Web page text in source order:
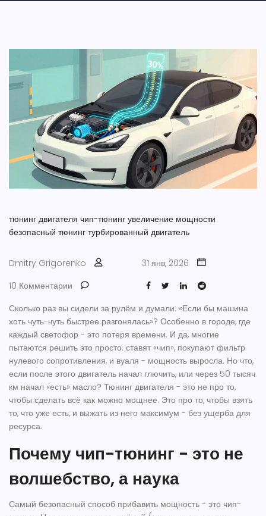
тюнинг двигателя чип-тюнинг увеличение мощности
безопасный тюнинг турбированный двигатель
Dmitry Grigorenko
31 янв, 2026
10 Комментарии
Сколько раз вы сидели за рулём и думали: «Если бы машина
хоть чуть-чуть быстрее разгонялась»? Особенно в городе, где
каждый светофор - это потеря времени. И да, многие
пытаются решить это просто: ставят «чип», покупают фильтр
нулевого сопротивления, и вуаля - мощность выросла. Но что,
если после этого двигатель начал глючить, или через 50 тысяч
км начал «есть» масло? Тюнинг двигателя - это не про то,
чтобы сделать всё как можно мощнее. Это про то, чтобы взять
то, что уже есть, и выжать из него максимум - без ущерба для
ресурса.
Почему чип-тюнинг - это не
волшебство, а наука
Самый безопасный способ прибавить мощность - это чип-